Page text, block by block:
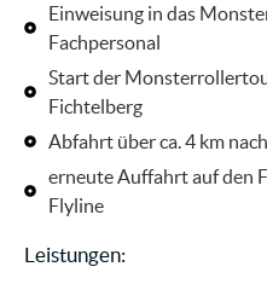
Einweisung in das
Fachpersonal
Start der
Fichtelberg
Abfahrt über ca. 4 km
erneute Auffahrt auf den
Flyline
Leistungen: